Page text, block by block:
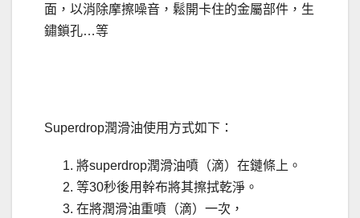
面，以消除摩擦噪音，鬆開卡住的金屬部件，生
鏽鎖孔…等
Superdrop潤滑油使用方式如下：
將superdrop潤滑油噴（滴）在鏈條上。
等30秒後用幹布將其擦拭乾淨。
在將潤滑油重噴（滴）一次，